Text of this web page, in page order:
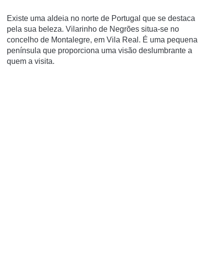
Existe uma aldeia no norte de Portugal que se destaca
pela sua beleza. Vilarinho de Negrões situa-se no
concelho de Montalegre, em Vila Real. É uma pequena
península que proporciona uma visão deslumbrante a
quem a visita.